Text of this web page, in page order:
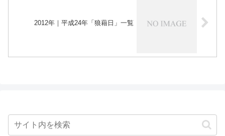
2012年｜平成24年「狼藉日」一覧